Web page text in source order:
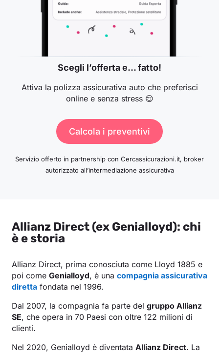
Scegli l’offerta e… fatto!
Attiva la polizza assicurativa auto che preferisci
online e senza stress 😌
Calcola i preventivi
Servizio offerto in partnership con Cercassicurazioni.it, broker
autorizzato all’intermediazione assicurativa
Allianz Direct (ex Genialloyd): chi
è e storia
Allianz Direct, prima conosciuta come Lloyd 1885 e
poi come Genialloyd, è una compagnia assicurativa
diretta fondata nel 1996.
Dal 2007, la compagnia fa parte del gruppo Allianz
SE, che opera in 70 Paesi con oltre 122 milioni di
clienti.
Nel 2020, Genialloyd è diventata Allianz Direct. La